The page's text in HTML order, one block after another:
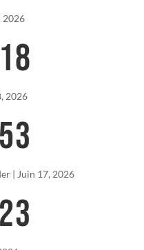
2026
2026
| Juin 17, 2026